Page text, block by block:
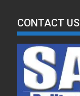
CONTACT US